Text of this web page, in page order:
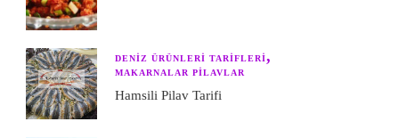
DENIZ ÜRÜNLERI TARIFLERI
MAKARNALAR PILAVLAR
Hamsili Pilav Tarifi